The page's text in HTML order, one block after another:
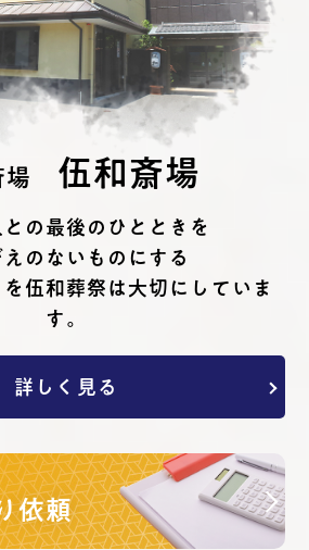
場 伍和斎場
の最後のひとときを
えのないものにする
伍和葬祭は⼤切にしていま
す。
詳しく見る
依頼